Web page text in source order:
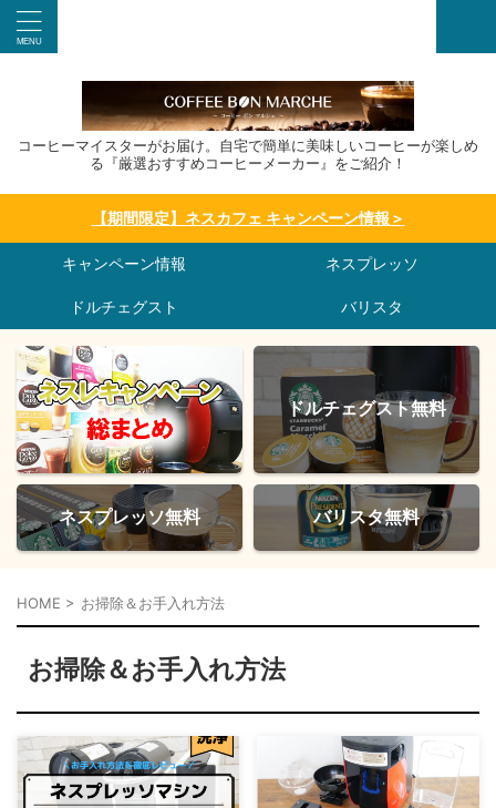
コーヒーマイスターがお届け。自宅で簡単に美味しいコーヒーが楽しめ
る『厳選おすすめコーヒーメーカー』をご紹介！
【期間限定】ネスカフェ キャンペーン情報＞
キャンペーン情報 ネスプレッソ
ドルチェグスト バリスタ
ドルチェグスト無料
ネスプレッソ無料 バリスタ無料
HOME > お掃除＆お手入れ方法
お掃除＆お手入れ方法